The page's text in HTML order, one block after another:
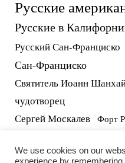
Русские
Русские в
Русский Сан-Франциско
Сан-Франциско
Святитель Иоанн
чудотворец
Сергей Москалев Форт
We use cookies on our